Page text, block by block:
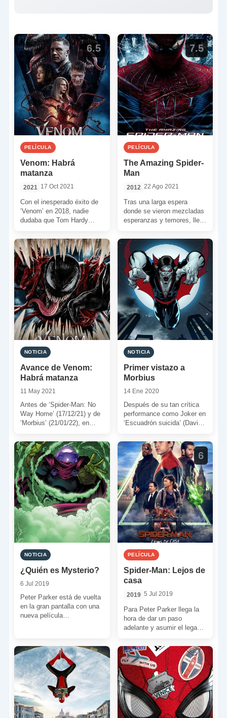
6.5
PELÍCULA
Venom: Habrá
matanza
2021 17 Oct 2021
Con el inesperado éxito de
‘Venom’ en 2018, nadie
dudaba que Tom Hardy
personaje. Y así […]
7.5
PELÍCULA
The Amazing Spider-
Man
2012 22 Ago 2021
Tras una larga espera
donde se vieron mezcladas
esperanzas y temores, llegó
nuevo reboot de Spiderman.
Estamos, […]
NOTICIA
Avance de Venom:
Habrá matanza
11 May 2021
Antes de ‘Spider-Man: No
Way Home’ (17/12/21) y de
‘Morbius’ (21/01/22), en
sorprenderán con el regreso
a […]
NOTICIA
Primer vistazo a
Morbius
14 Ene 2020
Después de su tan crítica
performance como Joker en
‘Escuadrón suicida’ (David
parece decidido a recuperar
[…]
NOTICIA
¿Quién es Mysterio?
6 Jul 2019
Peter Parker está de vuelta
en la gran pantalla con una
nueva película
6
PELÍCULA
Spider-Man: Lejos de
casa
2019 5 Jul 2019
Para Peter Parker llega la
hora de dar un paso
adelante y asumir el legado
preparado para […]